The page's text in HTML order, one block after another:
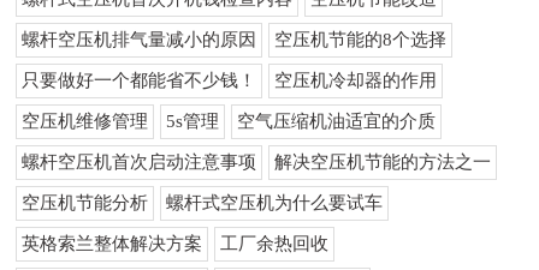
螺杆空压机排气量减小的原因 空压机节能的8个选择
只要做好一个都能省不少钱！ 空压机冷却器的作用
空压机维修管理 5s管理 空气压缩机油适宜的介质
螺杆空压机首次启动注意事项 解决空压机节能的方法之一
空压机节能分析 螺杆式空压机为什么要试车
英格索兰整体解决方案 工厂余热回收